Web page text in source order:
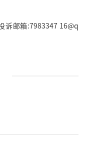
诉邮箱:7983347 16@q